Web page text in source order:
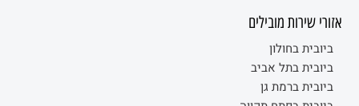
אזורי שירות מובילים
ביובית בחולון
ביובית בתל אביב
ביובית ברמת גן